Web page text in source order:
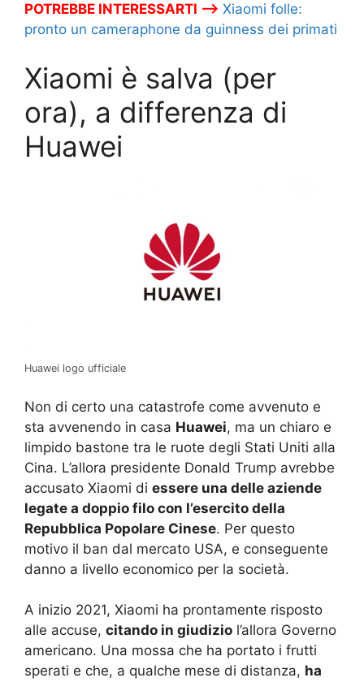
POTREBBE INTERESSARTI –> Xiaomi folle:
pronto un cameraphone da guinness dei primati
Xiaomi è salva (per
ora), a differenza di
Huawei
Huawei logo ufficiale
Non di certo una catastrofe come avvenuto e
sta avvenendo in casa Huawei, ma un chiaro e
limpido bastone tra le ruote degli Stati Uniti alla
Cina. L’allora presidente Donald Trump avrebbe
accusato Xiaomi di essere una delle aziende
legate a doppio filo con l’esercito della
Repubblica Popolare Cinese. Per questo
motivo il ban dal mercato USA, e conseguente
danno a livello economico per la società.
A inizio 2021, Xiaomi ha prontamente risposto
alle accuse, citando in giudizio l’allora Governo
americano. Una mossa che ha portato i frutti
sperati e che, a qualche mese di distanza, ha